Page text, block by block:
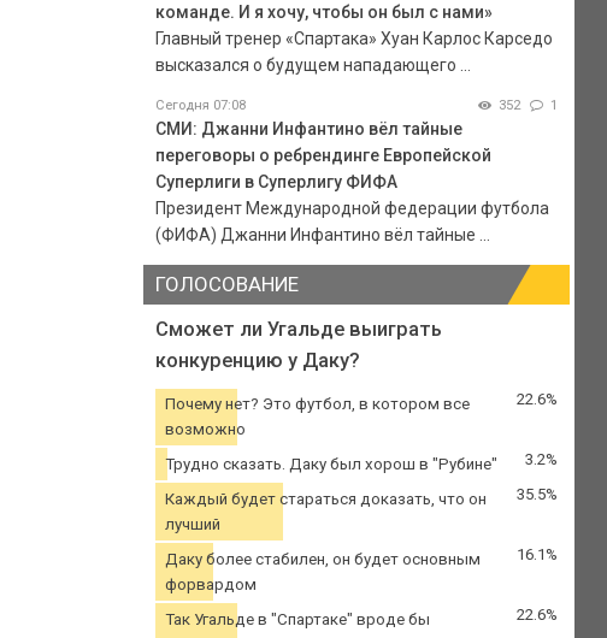
команде. И я хочу, чтобы он был с нами»
Главный тренер «Спартака» Хуан Карлос Карседо
высказался о будущем нападающего ...
Сегодня 07:08 352 1
СМИ: Джанни Инфантино вёл тайные
переговоры о ребрендинге Европейской
Суперлиги в Суперлигу ФИФА
Президент Международной федерации футбола
(ФИФА) Джанни Инфантино вёл тайные ...
ГОЛОСОВАНИЕ
Сможет ли Угальде выиграть
конкуренцию у Даку?
Почему нет? Это футбол, в котором все
возможно
22.6%
Трудно сказать. Даку был хорош в "Рубине" 3.2%
Каждый будет стараться доказать, что он
лучший
35.5%
Даку более стабилен, он будет основным
форвардом
16.1%
Так Угальде в "Спартаке" вроде бы
22.6%